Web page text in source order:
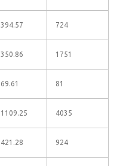
394.57 724
350.86 1751
69.61 81
1109.25 4035
421.28 924